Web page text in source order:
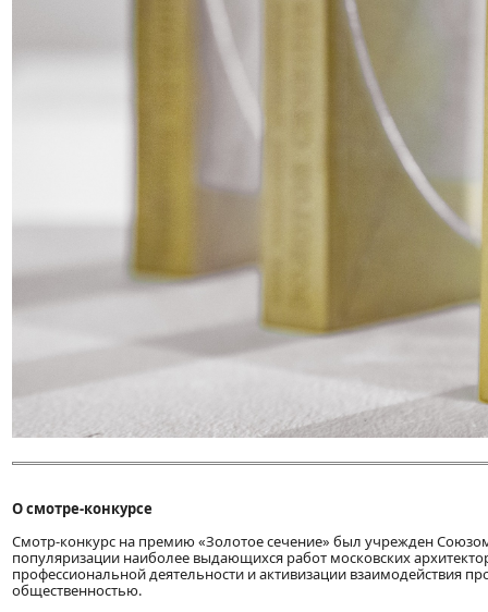
О смотре-конкурсе
Смотр-конкурс на премию «Золотое сечение» был учрежден
популяризации наиболее выдающихся работ московских
профессиональной деятельности и активизации взаимодействия
общественностью.